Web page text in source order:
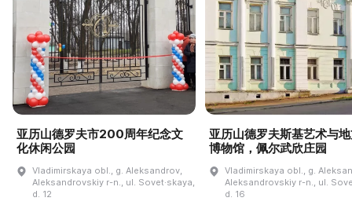
亚历山德罗夫市200周年纪念文
化休闲公园
Vladimirskaya obl., g. Aleksandrov,
Aleksandrovskiy r-n., ul. Sovet·skaya,
d. 12
亚历山德罗夫斯基艺术与
博物馆，佩尔武欣庄园
Vladimirskaya obl., g.
Aleksandrovskiy r-n., ul.
d. 16